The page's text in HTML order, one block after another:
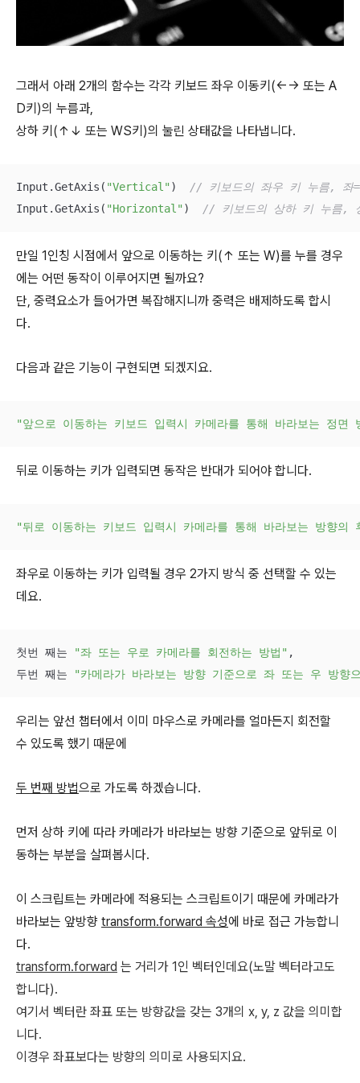
그래서 아래 2개의 함수는 각각 키보드 좌우 이동키(←→ 또는 A
D키)의 누름과,
상하 키(↑↓ 또는 WS키)의 눌린 상태값을 나타냅니다.
Input.GetAxis( "Vertical" ) // 키보드의 좌우 키 누름, 좌
Input.GetAxis( "Horizontal" ) // 키보드의 상하 키 누름,
만일 1인칭 시점에서 앞으로 이동하는 키(↑ 또는 W)를 누를 경우
에는 어떤 동작이 이루어지면 될까요?
단, 중력요소가 들어가면 복잡해지니까 중력은 배제하도록 합시
다.
다음과 같은 기능이 구현되면 되겠지요.
"앞으로 이동하는 키보드 입력시 카메라를 통해 바라보는 정면
뒤로 이동하는 키가 입력되면 동작은 반대가 되어야 합니다.
"뒤로 이동하는 키보드 입력시 카메라를 통해 바라보는 방향의
좌우로 이동하는 키가 입력될 경우 2가지 방식 중 선택할 수 있는
데요.
첫번 째는 "좌 또는 우로 카메라를 회전하는 방법" ,
두번 째는
"카메라가 바라보는 방향 기준으로 좌 또는 우 방향
우리는 앞선 챕터에서 이미 마우스로 카메라를 얼마든지 회전할
수 있도록 했기 때문에
두 번째 방법으로 가도록 하겠습니다.
먼저 상하 키에 따라 카메라가 바라보는 방향 기준으로 앞뒤로 이
동하는 부분을 살펴봅시다.
이 스크립트는 카메라에 적용되는 스크립트이기 때문에 카메라가
바라보는 앞방향 transform.forward 속성에 바로 접근 가능합니
다.
transform.forward 는 거리가 1인 벡터인데요(노말 벡터라고도
합니다).
여기서 벡터란 좌표 또는 방향값을 갖는 3개의 x, y, z 값을 의미합
니다.
이경우 좌표보다는 방향의 의미로 사용되지요.